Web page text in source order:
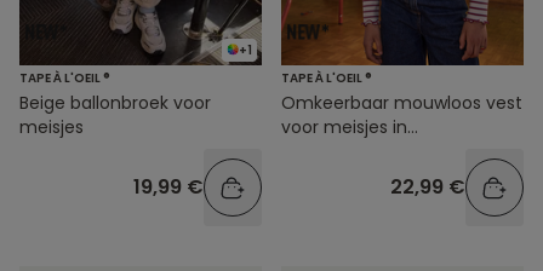
+1
TAPE À L'OEIL ®
Beige ballonbroek voor
meisjes
19,99 €
TAPE À L'OEIL ®
Omkeerbaar mouwloos vest
voor meisjes in
22,99 €